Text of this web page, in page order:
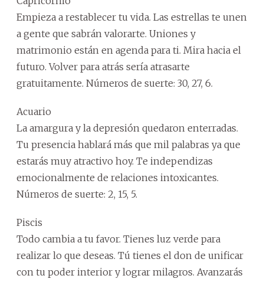
Empieza a restablecer tu vida. Las estrellas te unen
a gente que sabrán valorarte. Uniones y
matrimonio están en agenda para ti. Mira hacia el
futuro. Volver para atrás sería atrasarte
gratuitamente. Números de suerte: 30, 27, 6.
Acuario
La amargura y la depresión quedaron enterradas.
Tu presencia hablará más que mil palabras ya que
estarás muy atractivo hoy. Te independizas
emocionalmente de relaciones intoxicantes.
Números de suerte: 2, 15, 5.
Piscis
Todo cambia a tu favor. Tienes luz verde para
realizar lo que deseas. Tú tienes el don de unificar
con tu poder interior y lograr milagros. Avanzarás